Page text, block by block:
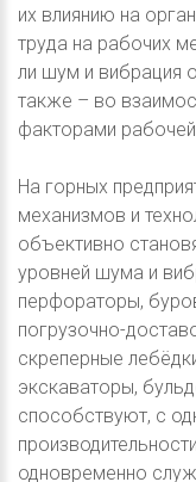
их влиянию на
труда на рабочих
ли шум и вибрация
также – во
факторами
На горных
механизмов и
объективно
уровней шума и
перфораторы,
погрузочно-
скреперные
экскаваторы,
способствуют, с
одновременно